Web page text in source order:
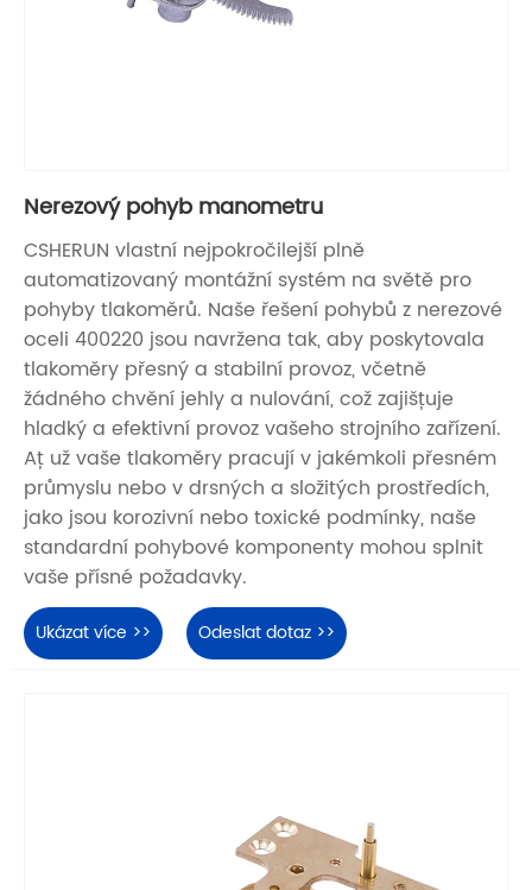
Nerezový pohyb manometru
CSHERUN vlastní nejpokročilejší plně
automatizovaný montážní systém na světě pro
pohyby tlakoměrů. Naše řešení pohybů z nerezové
oceli 400220 jsou navržena tak, aby poskytovala
tlakoměry přesný a stabilní provoz, včetně
žádného chvění jehly a nulování, což zajišťuje
hladký a efektivní provoz vašeho strojního zařízení.
Ať už vaše tlakoměry pracují v jakémkoli přesném
průmyslu nebo v drsných a složitých prostředích,
jako jsou korozivní nebo toxické podmínky, naše
standardní pohybové komponenty mohou splnit
vaše přísné požadavky.
Ukázat více >> Odeslat dotaz >>